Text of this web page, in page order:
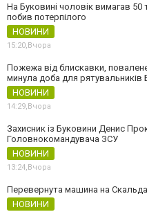
На Буковині чоловік вимагав 50
побив потерпілого
НОВИНИ
15:20, Вчора
Пожежа від блискавки,
минула доба для рятувальників
НОВИНИ
14:29, Вчора
Захисник із Буковини Денис
Головнокомандувача ЗСУ
НОВИНИ
13:24, Вчора
Перевернута машина на Скальда
НОВИНИ